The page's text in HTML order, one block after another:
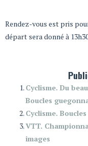
Rendez-vous est pris
départ sera donné à
Cyclisme. Du
Boucles
Cyclisme.
VTT.
images